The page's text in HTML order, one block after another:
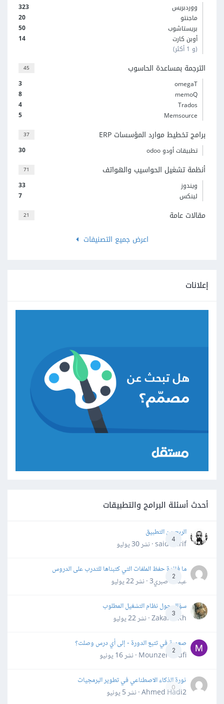
323
ووردبريس
20
ماجنتو
50
بريستاشوب
14
أوبن كارت
(و 1 أكثر)
45 الترجمة بمساعدة الحاسوب
3
omegaT
8
memoQ
4
Trados
5
Memsource
37 برامج تخطيط موارد المؤسسات ERP
30 تطبيقات أودو odoo
71 أنظمة تشغيل الحواسيب والهواتف
33
ويندوز
7
لينكس
21
مقالات عامة
اعرض جميع التصنيفات
إعلانات
أحدث أسئلة البرامج والتطبيقات
4
الربح من التطبيق
said darif · نشر
30 يوليو
2
ما فائدة حفظ الملفات التي كتبناها للتدرب على الدروس
عبدالله صبري3 · نشر
22 يوليو
3
سؤال حول نظام التشغيل المطلوب
Zakaria Kh · نشر
22 يوليو
2
صعوبة في تتبع الدورة - إلى أي درس وصلت؟
Mounzer Soufi · نشر
16 يونيو
0
ثورة الذكاء الاصطناعي في تطوير البرمجيات
Ahmed Hadi2 · نشر
5 يونيو